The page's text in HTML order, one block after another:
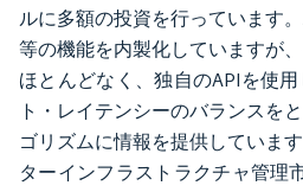
ルに多額の投資を行っています
等の機能を内製化していますが
ほとんどなく、独自のAPIを使
ト・レイテンシーのバランスを
ゴリズムに情報を提供していま
ターインフラストラクチャ管理